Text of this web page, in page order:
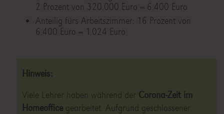
2 Prozent von 320.000 Euro = 6.400 Euro
Anteilig fürs Arbeitszimmer: 16 Prozent von
6.400 Euro = 1.024 Euro
Hinweis:
Viele Lehrer haben während der Corona-Zeit im
Homeofficegearbeitet. Aufgrund geschlossener